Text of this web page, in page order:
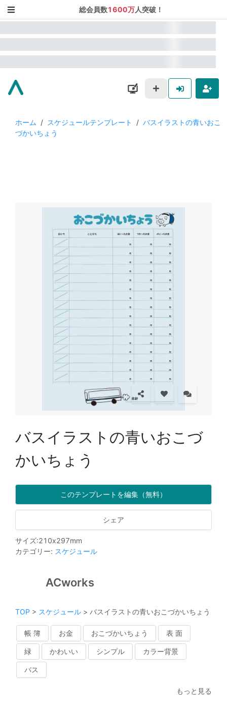
総会員数1600万人突破！
ホーム / スケジュールテンプレート / バスイラストの青いおこ
づかいちょう
バスイラストの青いおこづ
かいちょう
このテンプレートを編集（無料）
シェア
サイズ:210x297mm
カテゴリー: スケジュール
ACworks
TOP > スケジュール > バスイラストの青いおこづかいちょう
帳 簿 お金 おこづかいちょう 表 面
緑 かわいい シンプル カラー背景
バス
もっと見る